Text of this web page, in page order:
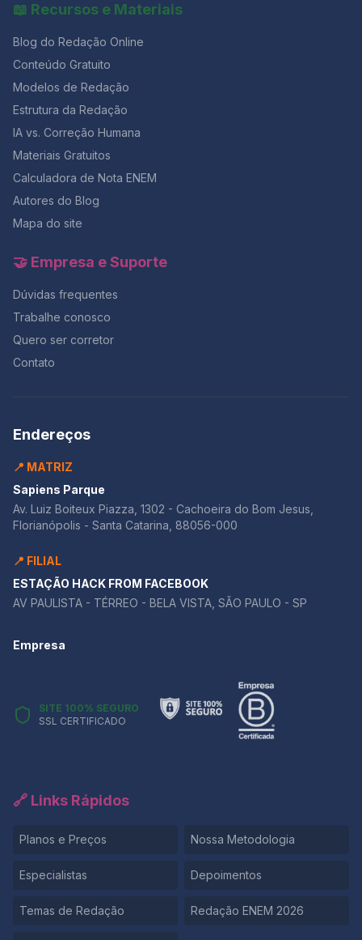
📖 Recursos e Materiais
Blog do Redação Online
Conteúdo Gratuito
Modelos de Redação
Estrutura da Redação
IA vs. Correção Humana
Materiais Gratuitos
Calculadora de Nota ENEM
Autores do Blog
Mapa do site
🤝 Empresa e Suporte
Dúvidas frequentes
Trabalhe conosco
Quero ser corretor
Contato
Endereços
📍 MATRIZ
Sapiens Parque
Av. Luiz Boiteux Piazza, 1302 - Cachoeira do Bom Jesus,
Florianópolis - Santa Catarina, 88056-000
📍 FILIAL
ESTAÇÃO HACK FROM FACEBOOK
AV PAULISTA - TÉRREO - BELA VISTA, SÃO PAULO - SP
Empresa
SITE 100% SEGURO
SSL CERTIFICADO
🔗 Links Rápidos
Planos e Preços Nossa Metodologia
Especialistas Depoimentos
Temas de Redação Redação ENEM 2026